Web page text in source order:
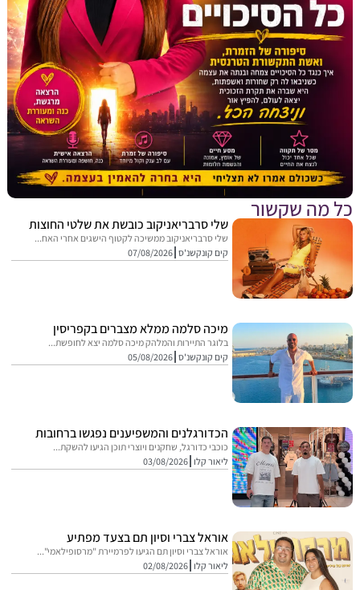
שקשור
שלי סרבריאניקוב כובשת את שלטי החוצות
שלי סרבריאניקוב ממשיכה לקטוף הישגים אחרי האח...
קים קונקשנ'ס 07/08/2026
מיכה סלמה ממלא מצברים בקפריסין
בלוגר התיירות והמלהק מיכה סלמה יצא לחופשת...
קים קונקשנ'ס 05/08/2026
הכדורגלנים והמשפיענים נפגשו ברחובות
כוכבי כדורגל, שחקנים ויוצרי תוכן הגיעו להשקת...
ליאור קלו 03/08/2026
אוראל צברי וסיון תם בצעד מפתיע
אוראל צברי וסיון תם הגיעו לפרמיירת "מרסופילאמי"...
ליאור קלו 02/08/2026